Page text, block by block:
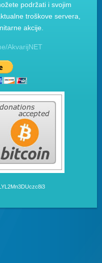
podržati i svojim
troškove servera,
akcije.
AkvarijNET